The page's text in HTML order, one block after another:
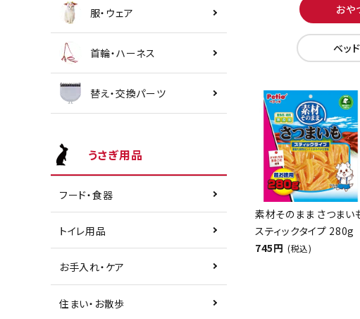
服・ウェア
首輪・ハーネス
替え・交換パーツ
うさぎ用品
フード・食器
トイレ用品
お手入れ・ケア
住まい・お散歩
おや
ベッ
素材そのまま さつまい
スティックタイプ 280g
745円 (税込)